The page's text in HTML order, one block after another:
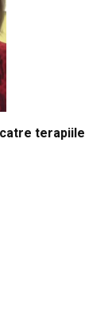
terapiile